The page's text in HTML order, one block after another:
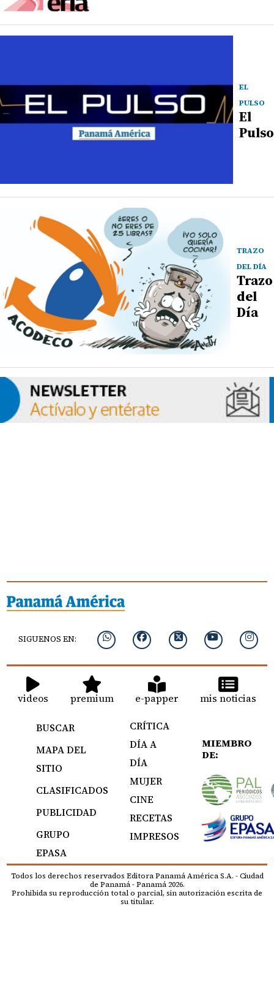
EL
PULSO
El
Pulso
TRAZO
DEL DÍA
Trazo
del
Día
SIGUENOS EN:
videos premium e-papper mis noticias
BUSCAR
MAPA DEL
SITIO
CLASIFICADOS
PUBLICIDAD
GRUPO
EPASA
CRÍTICA
DÍA A
DÍA
MUJER
CINE
RECETAS
IMPRESOS
MIEMBRO
DE:
Todos los derechos reservados Editora Panamá América S.A. - Ciudad
de Panamá - Panamá 2026.
Prohibida su reproducción total o parcial, sin autorización escrita de
su titular.